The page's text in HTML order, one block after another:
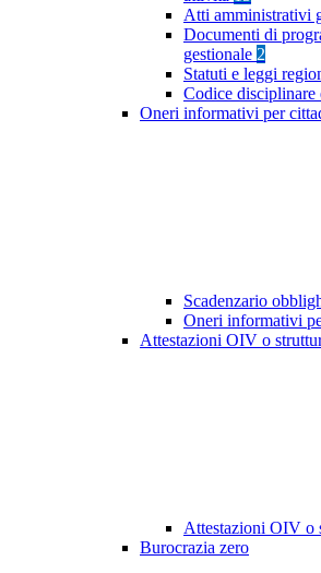
Atti amministrativi
Documenti di
gestionale 2
Statuti e leggi
Codice disciplinare
Oneri informativi per
Scadenzario
Oneri informativi
Attestazioni OIV o
Attestazioni OIV o
Burocrazia zero